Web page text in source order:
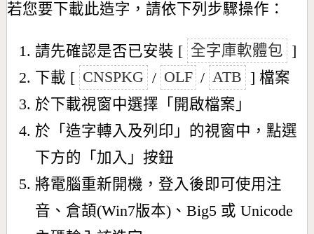
若您要下載此造字，請依下列步驟操作：
請先確認是否已安裝 [ 全字庫軟體包 ]
下載 [ CNSPKG / OLF / ATB ] 檔案
於下載視窗中選擇「開啟檔案」
於「造字轉入及列印」的視窗中，點選
下方的「加入」按鈕
將電腦重新開機，登入後即可使用注
音、倉頡(Win7版本)、Big5 或 Unicode